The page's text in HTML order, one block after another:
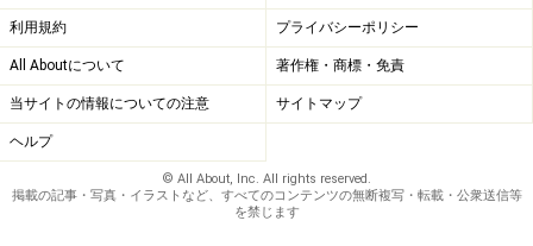
利用規約 プライバシーポリシー
All Aboutについて 著作権・商標・免責
当サイトの情報についての注意 サイトマップ
ヘルプ
© All About, Inc. All rights reserved.
掲載の記事・写真・イラストなど、すべてのコンテンツの無断複写・転載・公衆送信等
を禁じます